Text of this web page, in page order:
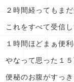
２時間経ってもま
これをすべて受信
１時間ほどまぁ便
やなって思った１
便秘のお腹がすっき